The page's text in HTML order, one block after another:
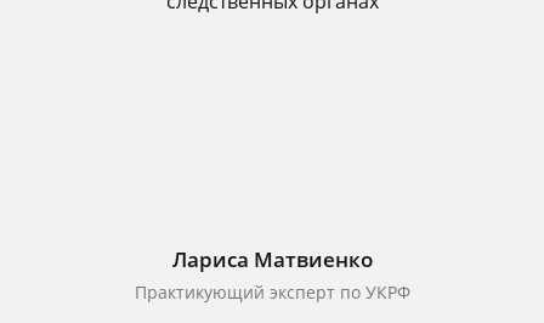
Лариса Матвиенко
Практикующий эксперт по УКРФ